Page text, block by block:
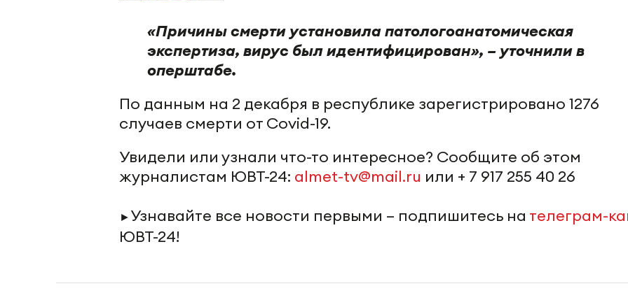
«Причины смерти установила патологоанатомическая
экспертиза, вирус был идентифицирован», – уточнили в
оперштабе.
По данным на 2 декабря в республике зарегистрировано 1276
случаев смерти от Covid-19.
Увидели или узнали что-то интересное? Сообщите об этом
журналистам ЮВТ-24: almet-tv@mail.ru или + 7 917 255 40 26
► Узнавайте все новости первыми – подпишитесь на телеграм-
ЮВТ-24!